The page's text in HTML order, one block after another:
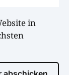
in